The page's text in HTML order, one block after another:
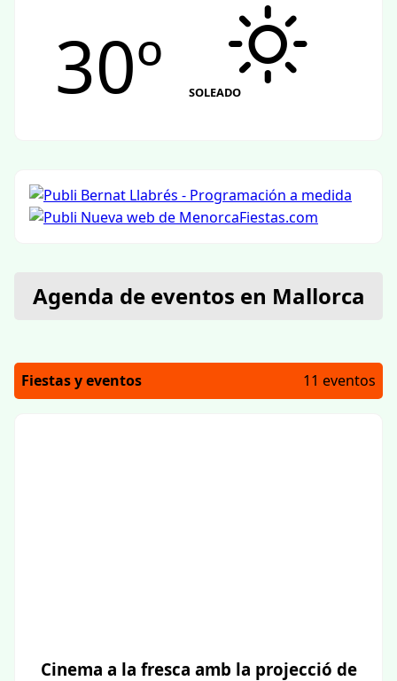
30º SOLEADO
Agenda de eventos en Mallorca
Fiestas y eventos 11 eventos
Cinema a la fresca amb la projecció de